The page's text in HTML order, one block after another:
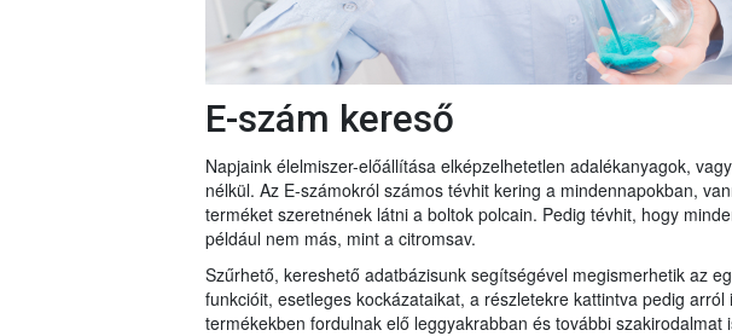
E-szám kereső
Napjaink élelmiszer-előállítása elképzelhetetlen adalékanyagok,
nélkül. Az E-számokról számos tévhit kering a mindennapokban,
terméket szeretnének látni a boltok polcain. Pedig tévhit, hogy
például nem más, mint a citromsav.
Szűrhető, kereshető adatbázisunk segítségével megismerhetik az
funkcióit, esetleges kockázataikat, a részletekre kattintva pedig
termékekben fordulnak elő leggyakrabban és további szakirodalmat